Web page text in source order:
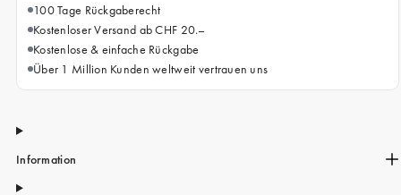
100 Tage Rückgaberecht
Kostenloser Versand ab CHF 20.–
Kostenlose & einfache Rückgabe
Über 1 Million Kunden weltweit vertrauen uns
Information